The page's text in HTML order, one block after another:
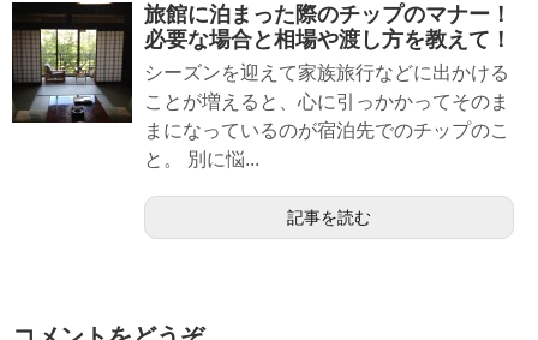
旅館に泊まった際のチップのマナー！
必要な場合と相場や渡し方を教えて！
シーズンを迎えて家族旅行などに出かける
ことが増えると、心に引っかかってそのま
まになっているのが宿泊先でのチップのこ
と。 別に悩...
記事を読む